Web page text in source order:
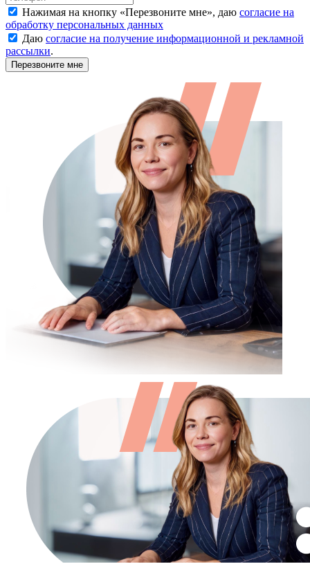
Нажимая на кнопку «Перезвоните мне», даю согласие на
обработку персональных данных
Даю согласие на получение информационной и рекламной
рассылки.